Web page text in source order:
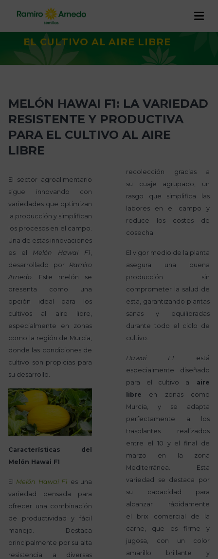
EMPRESA
Trabaja con nosotros
Proyectos
CALIDAD Y TRAZABILIDAD
RAMIRO ARNEDO EN EL MUNDO
ACTUALIDAD
HAWAI F1: LA VARIEDAD
RESISTENTE Y PRODUCTIVA PARA
EL CULTIVO AL AIRE LIBRE
MELÓN HAWAI F1: LA VARIEDAD
RESISTENTE Y PRODUCTIVA
PARA EL CULTIVO AL AIRE
LIBRE
El sector agroalimentario
sigue innovando con
variedades que optimizan
la producción y simplifican
los procesos en el campo.
Una de estas innovaciones
es el Melón Hawai F1
desarrollado por Ramiro
Arnedo . Este melón se
presenta como una
opción ideal para los
cultivos al aire libre,
especialmente en zonas
como la región de Murcia,
donde las condiciones de
cultivo son propicias para
su desarrollo.
Características del
Melón Hawai F1
El Melón Hawai F1 es una
variedad pensada para
ofrecer una combinación
de productividad y fácil
manejo. Destaca
principalmente por su alta
resistencia a diversas
recolección gracias a
su cuaje agrupado, un
rasgo que simplifica las
labores en el campo y
reduce los costes de
cosecha.
El vigor medio de la planta
asegura una buena
producción sin
comprometer la salud de
esta, garantizando plantas
sanas y equilibradas
durante todo el ciclo de
cultivo.
Hawai F1 está
especialmente diseñado
para el cultivo al aire
libre en zonas como
Murcia, y se adapta
perfectamente a los
trasplantes realizados
entre el 10 y el final de
marzo en la zona
Mediterránea. Esta
variedad se destaca por
su capacidad para
alcanzar rápidamente
el brix comercial de la
carne, que es firme y
jugosa, con un color
amarillo brillante y